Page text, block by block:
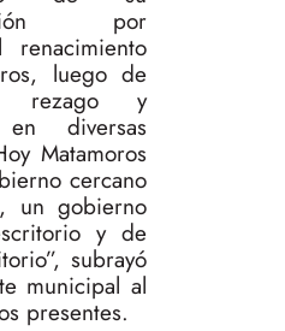
por
renacimiento
luego de
rezago y
en diversas
Matamoros
cercano
un gobierno
y de
subrayó
municipal al
presentes.